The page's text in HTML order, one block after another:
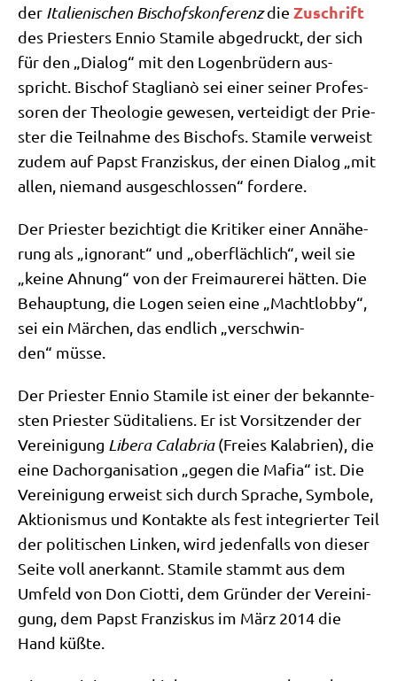
der Ita­lie­ni­schen Bischofs­kon­fe­renzdie Zuschrift
des Prie­sters Ennio Stami­le abge­druckt, der sich
für den „Dia­log“ mit den Logen­brü­dern aus­
spricht. Bischof Sta­glianò sei einer sei­ner Pro­fes­
so­ren der Theo­lo­gie gewe­sen, ver­tei­digt der Prie­
ster die Teil­nah­me des Bischofs. Stami­le ver­weist
zudem auf Papst Fran­zis­kus, der einen Dia­log „mit
allen, nie­mand aus­ge­schlos­sen“ fordere.
Der Prie­ster bezich­tigt die Kri­ti­ker einer Annä­he­
rung als „igno­rant“ und „ober­fläch­lich“, weil sie
„kei­ne Ahnung“ von der Frei­mau­re­rei hät­ten. Die
Behaup­tung, die Logen sei­en eine „Macht­lob­by“,
sei ein Mär­chen, das end­lich „ver­schwin­
den“ müsse.
Der Prie­ster Ennio Stami­le ist einer der bekann­te­
sten Prie­ster Süd­ita­li­ens. Er ist Vor­sit­zen­der der
Ver­ei­ni­gung Libe­ra Cala­b­ria(Frei­es Kala­bri­en), die
eine Dach­or­ga­ni­sa­ti­on „gegen die Mafia“ ist. Die
Ver­ei­ni­gung erweist sich durch Spra­che, Sym­bo­le,
Aktio­nis­mus und Kon­tak­te als fest inte­grier­ter Teil
der poli­ti­schen Lin­ken, wird jeden­falls von die­ser
Sei­te voll aner­kannt. Stami­le stammt aus dem
Umfeld von Don Ciot­ti, dem Grün­der der Ver­ei­ni­
gung, dem Papst Fran­zis­kus im März 2014 die
Hand küßte.